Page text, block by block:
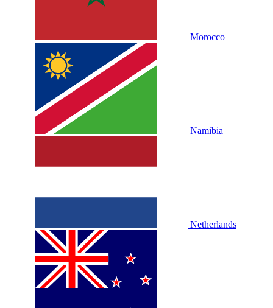
Morocco
Namibia
Netherlands